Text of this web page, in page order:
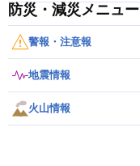
防災・減災メニュー
警報・注意報
地震情報
火山情報